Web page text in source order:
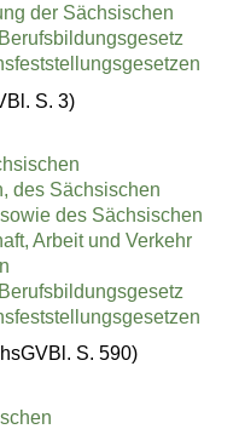
der Sächsischen
S. 3)
des Sächsischen
des Sächsischen
Arbeit und Verkehr
S. 590)